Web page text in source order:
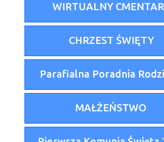
WIRTUALNY
CHRZEST ŚWIĘTY
Parafialna Poradnia
MAŁŻEŃSTWO